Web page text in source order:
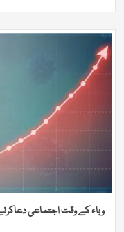
وباء کے وقت اجتماعی